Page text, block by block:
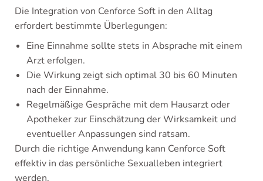
Die Integration von Cenforce Soft in den Alltag
erfordert bestimmte Überlegungen:
Eine Einnahme sollte stets in Absprache mit einem
Arzt erfolgen.
Die Wirkung zeigt sich optimal 30 bis 60 Minuten
nach der Einnahme.
Regelmäßige Gespräche mit dem Hausarzt oder
Apotheker zur Einschätzung der Wirksamkeit und
eventueller Anpassungen sind ratsam.
Durch die richtige Anwendung kann Cenforce Soft
effektiv in das persönliche Sexualleben integriert
werden.